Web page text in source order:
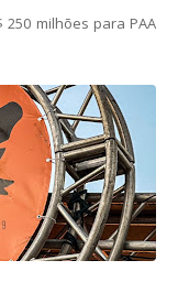
milhões para PAA